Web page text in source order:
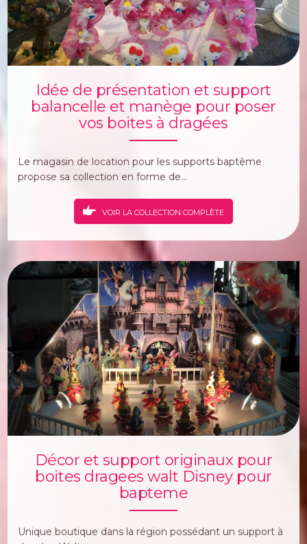
Idée de présentation et support
balancelle et manège pour poser
vos boites à dragées
Le magasin de location pour les supports baptême
propose sa collection en forme de...
VOIR LA COLLECTION COMPLÈTE
Décor et support originaux pour
boites dragees walt Disney pour
bapteme
Unique boutique dans la région possédant un support à